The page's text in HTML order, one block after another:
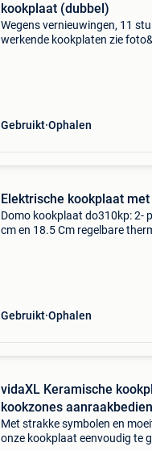
kookplaat (dubbel)
Wegens vernieuwingen, 11
werkende kookplaten zie
Gebruikt Ophalen
Elektrische kookplaat
Domo kookplaat do310kp: 2-
cm en 18.5 Cm regelbare
Gebruikt Ophalen
vidaXL Keramische
kookzones
Met strakke symbolen en
onze kookplaat eenvoudig te